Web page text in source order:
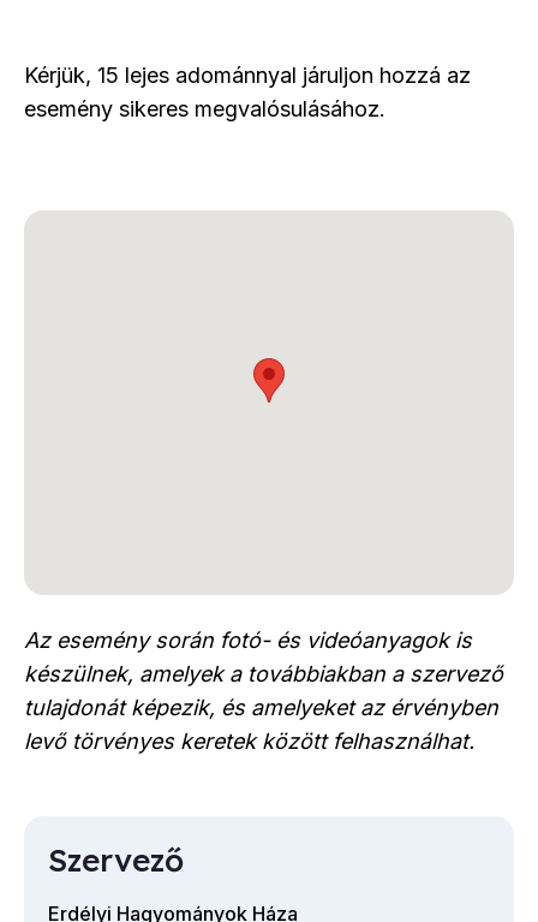
Kérjük, 15 lejes adománnyal járuljon hozzá az
esemény sikeres megvalósulásához.
Az esemény során fotó- és videóanyagok is
készülnek, amelyek a továbbiakban a szervező
tulajdonát képezik, és amelyeket az érvényben
levő törvényes keretek között felhasználhat.
Szervező
Erdélyi Hagyományok Háza